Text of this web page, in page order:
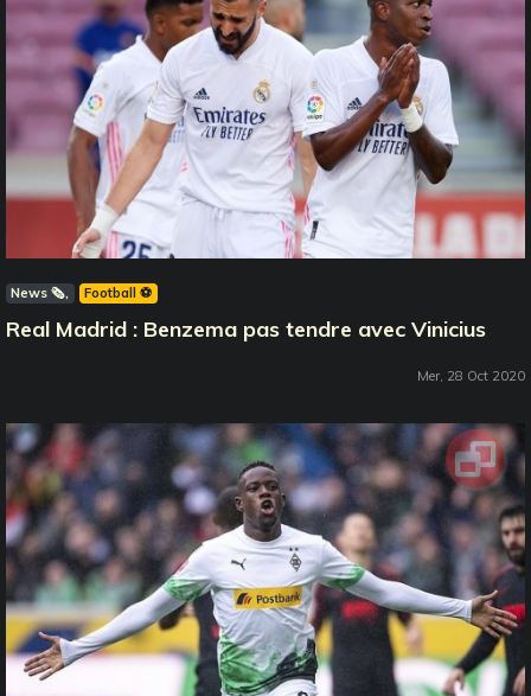
News 🗞️ Football ⚽️
Real Madrid : Benzema pas tendre avec Vinicius
Mer, 28 Oct 2020